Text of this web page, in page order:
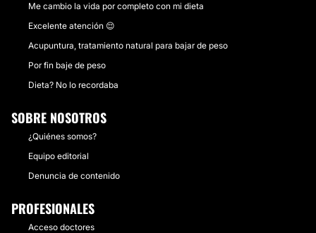
Me cambio la vida por completo con mi dieta
Excelente atención 😌
Acupuntura, tratamiento natural para bajar de peso
Por fin baje de peso
Dieta? No lo recordaba
SOBRE NOSOTROS
¿Quiénes somos?
Equipo editorial
Denuncia de contenido
PROFESIONALES
Acceso doctores